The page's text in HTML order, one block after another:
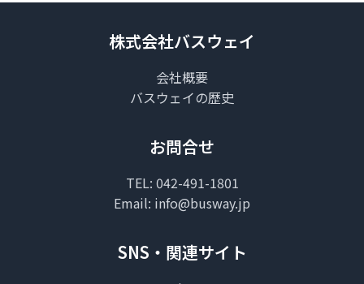
株式会社バスウェイ
会社概要
バスウェイの歴史
お問合せ
TEL: 042-491-1801
Email: info@busway.jp
SNS・関連サイト